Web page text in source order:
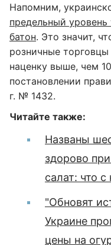
Напомним,
предельный уровень
батон. Это значит,
розничные торговцы
наценку выше, чем
постановлении
г. № 1432.
Читайте также:
Названы
здорово
салат: что
"Обновят
Украине
цены на